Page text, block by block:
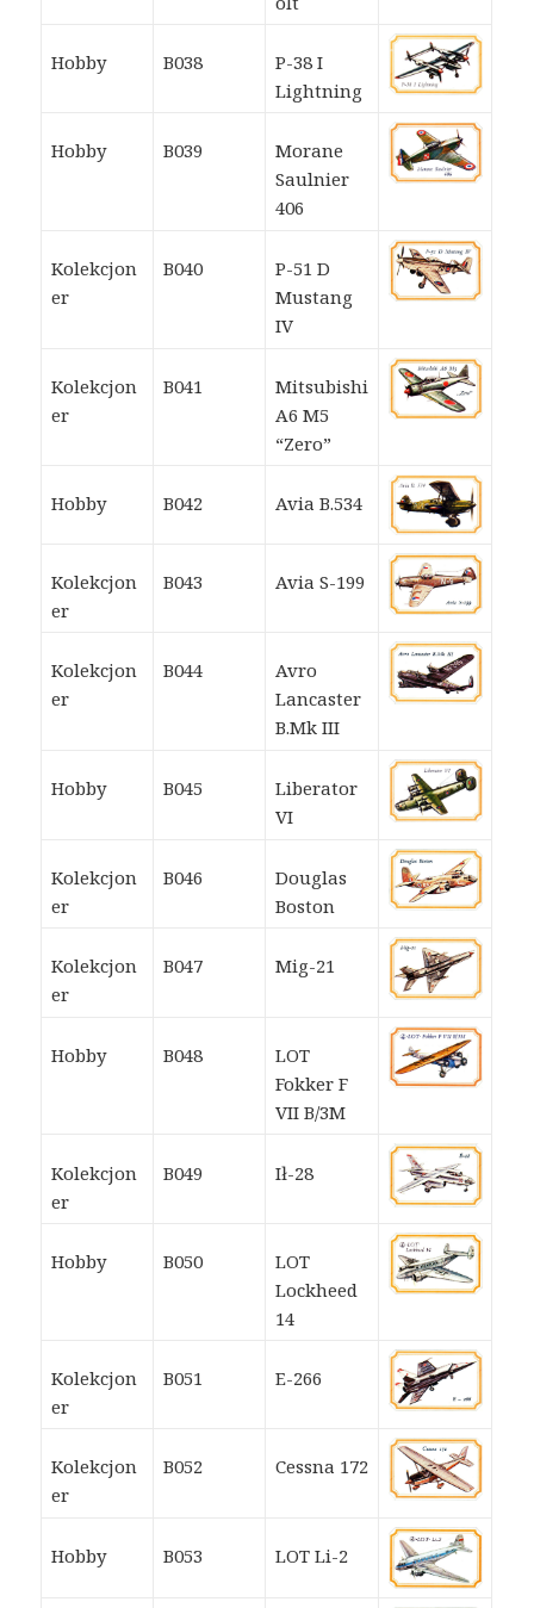
Hobby B038
P-38 I
Lightning
Hobby B039
Morane
Saulnier
406
Kolekcjon
er
B040
P-51 D
Mustang
IV
Kolekcjon
er
B041
Mitsubishi
A6 M5
“Zero”
Hobby B042 Avia B.534
Kolekcjon
er
B043 Avia S-199
Kolekcjon
er
B044
Avro
Lancaster
B.Mk III
Hobby B045
Liberator
VI
Kolekcjon
er
B046
Douglas
Boston
Kolekcjon
er
B047 Mig-21
Hobby B048
LOT
Fokker F
VII B/3M
Kolekcjon
er
B049 Ił-28
Hobby B050
LOT
Lockheed
14
Kolekcjon
er
B051 E-266
Kolekcjon
er
B052 Cessna 172
Hobby B053 LOT Li-2